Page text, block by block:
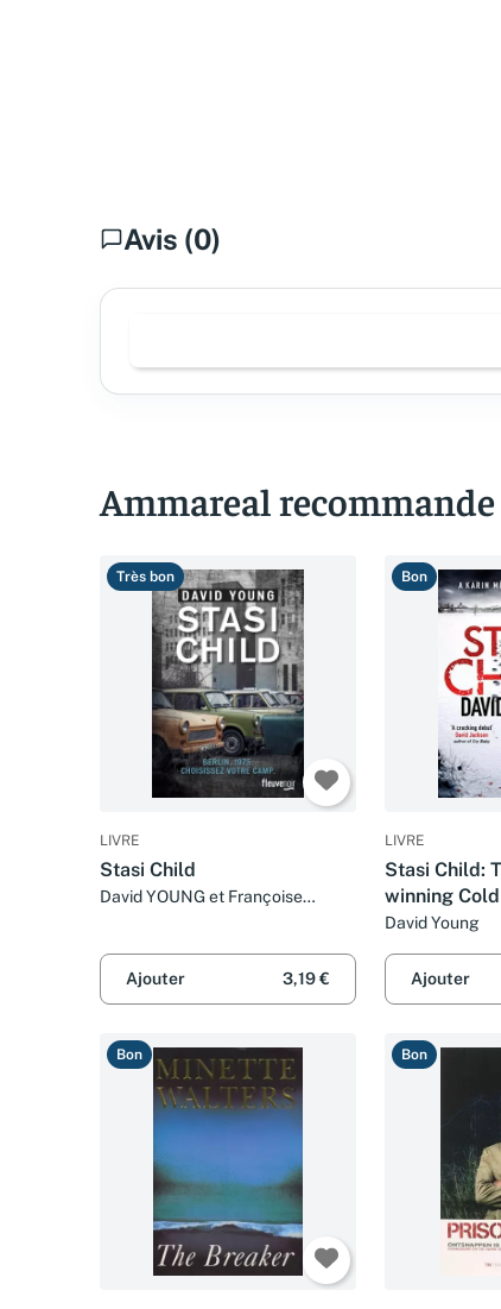
Avis (0)
Ammareal recommande
Très bon
LIVRE
Stasi Child
David YOUNG et Françoise
Ajouter 3,19 €
Bon
LIVRE
Stasi Child:
winning
thriller
David Young
Ajouter
Bon Bon